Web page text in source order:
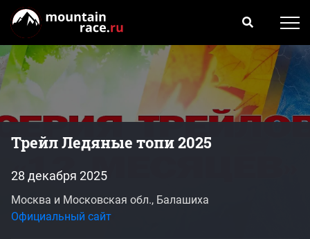
Трейл Ледяные топи 2025
28 декабря 2025
Москва и Московская обл., Балашиха
Официальный сайт